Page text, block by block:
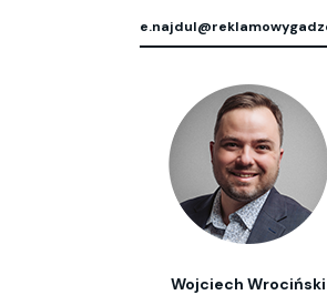
Wojciech Wrociński